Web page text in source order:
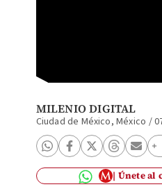
MILENIO DIGITAL
Ciudad de México, México /
Únete al